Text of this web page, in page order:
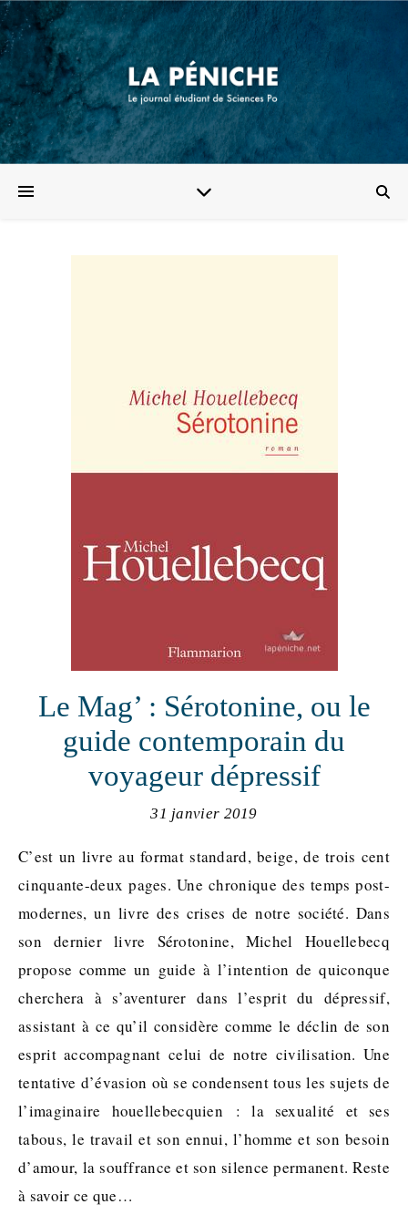
Le Mag’ : Sérotonine, ou le
guide contemporain du
voyageur dépressif
31 janvier 2019
C’est un livre au format standard, beige, de trois cent
cinquante-deux pages. Une chronique des temps post-
modernes, un livre des crises de notre société. Dans
son dernier livre Sérotonine, Michel Houellebecq
propose comme un guide à l’intention de quiconque
cherchera à s’aventurer dans l’esprit du dépressif,
assistant à ce qu’il considère comme le déclin de son
esprit accompagnant celui de notre civilisation. Une
tentative d’évasion où se condensent tous les sujets de
l’imaginaire houellebecquien : la sexualité et ses
tabous, le travail et son ennui, l’homme et son besoin
d’amour, la souffrance et son silence permanent. Reste
à savoir ce que…